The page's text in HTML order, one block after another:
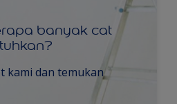
banyak cat
kami dan temukan